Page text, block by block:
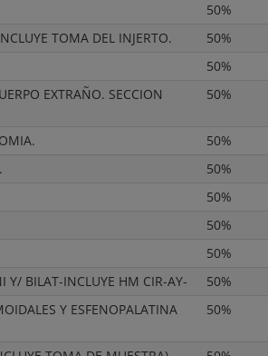
50%
TOMA DEL INJERTO.
50%
50%
EXTRAÑO. SECCION
50%
50%
50%
50%
50%
50%
Y/ BILAT-INCLUYE HM CIR-AY-
50%
Y ESFENOPALATINA
50%